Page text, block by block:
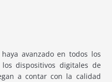
avanzado en todos los
dispositivos digitales de
a contar con la calidad